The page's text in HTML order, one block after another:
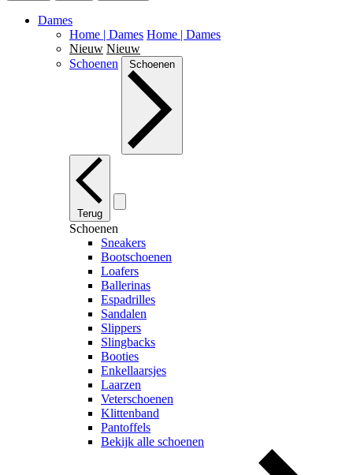
Dames
Home | Dames Home | Dames
Nieuw Nieuw
Schoenen
Schoenen
Terug
Schoenen
Sneakers
Bootschoenen
Loafers
Ballerinas
Espadrilles
Sandalen
Slippers
Slingbacks
Booties
Enkellaarsjes
Laarzen
Veterschoenen
Klittenband
Pantoffels
Bekijk alle schoenen